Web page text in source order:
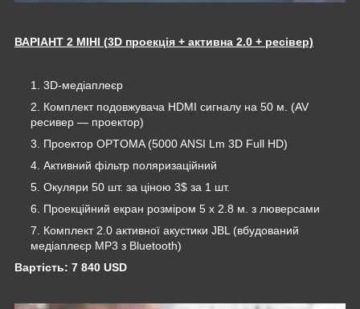
ВАРІАНТ 2 МІНІ (3D проекція + активна 2.0 + ресівер)
3D-медіаплеєр
Комплект подовжувача HDMI сигналу на 50 м. (AV
ресивер ― проектор)
Проектор OPTOMA (5000 ANSI Lm 3D Full HD)
Активний фільтр поляризаційний
Окуляри 50 шт. за ціною 3$ за 1 шт.
Проекційний екран розміром 5 х 2.8 м. з люверсами
Комплект 2.0 активної акустики JBL (вбудований
медіаплеєр MP3 з Bluetooth)
Вартість: 7 840 USD